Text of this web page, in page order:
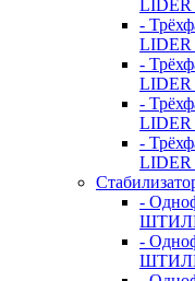
LIDER
-
LIDER
-
LIDER
-
LIDER
-
LIDER
-
-
ШТИЛЬ